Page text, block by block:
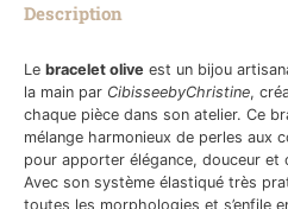
Description
Le bracelet olive est un bijou
la main par CibisseebyChristine,
chaque pièce dans son atelier. Ce
mélange harmonieux de perles aux
pour apporter élégance, douceur
Avec son système élastiqué très
toutes les morphologies et s’enfile